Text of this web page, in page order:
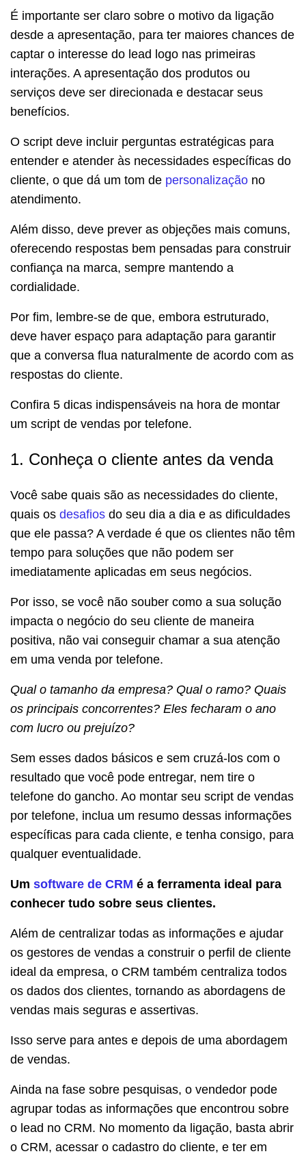
É importante ser claro sobre o motivo da ligação
desde a apresentação, para ter maiores chances de
captar o interesse do lead logo nas primeiras
interações. A apresentação dos produtos ou
serviços deve ser direcionada e destacar seus
benefícios.
O script deve incluir perguntas estratégicas para
entender e atender às necessidades específicas do
cliente, o que dá um tom de personalização no
atendimento.
Além disso, deve prever as objeções mais comuns,
oferecendo respostas bem pensadas para construir
confiança na marca, sempre mantendo a
cordialidade.
Por fim, lembre-se de que, embora estruturado,
deve haver espaço para adaptação para garantir
que a conversa flua naturalmente de acordo com as
respostas do cliente.
Confira 5 dicas indispensáveis na hora de montar
um script de vendas por telefone.
1. Conheça o cliente antes da venda
Você sabe quais são as necessidades do cliente,
quais os desafios do seu dia a dia e as dificuldades
que ele passa? A verdade é que os clientes não têm
tempo para soluções que não podem ser
imediatamente aplicadas em seus negócios.
Por isso, se você não souber como a sua solução
impacta o negócio do seu cliente de maneira
positiva, não vai conseguir chamar a sua atenção
em uma venda por telefone.
Qual o tamanho da empresa? Qual o ramo? Quais
os principais concorrentes? Eles fecharam o ano
com lucro ou prejuízo?
Sem esses dados básicos e sem cruzá-los com o
resultado que você pode entregar, nem tire o
telefone do gancho. Ao montar seu script de vendas
por telefone, inclua um resumo dessas informações
específicas para cada cliente, e tenha consigo, para
qualquer eventualidade.
Um software de CRM é a ferramenta ideal para
conhecer tudo sobre seus clientes.
Além de centralizar todas as informações e ajudar
os gestores de vendas a construir o perfil de cliente
ideal da empresa, o CRM também centraliza todos
os dados dos clientes, tornando as abordagens de
vendas mais seguras e assertivas.
Isso serve para antes e depois de uma abordagem
de vendas.
Ainda na fase sobre pesquisas, o vendedor pode
agrupar todas as informações que encontrou sobre
o lead no CRM. No momento da ligação, basta abrir
o CRM, acessar o cadastro do cliente, e ter em